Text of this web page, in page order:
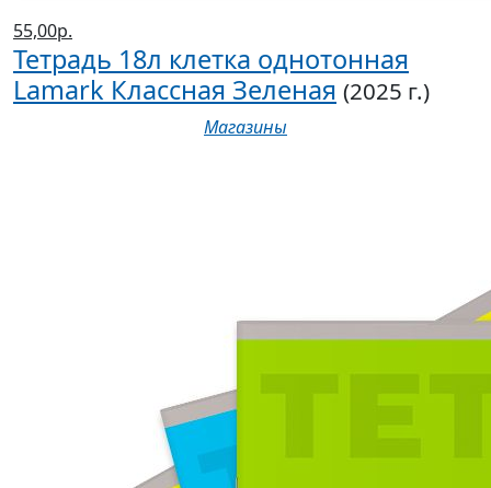
55,00р.
Тетрадь 18л клетка однотонная
Lamark Классная Зеленая (2025 г.)
Магазины